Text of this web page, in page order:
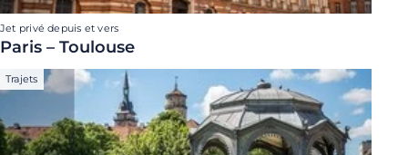
Jet privé depuis et vers
Paris – Toulouse
Trajets